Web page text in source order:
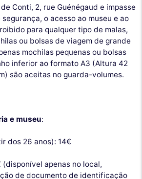
Conti, 2, rue Guénégaud e impasse
o acesso ao museu e ao
para qualquer tipo de malas,
ou bolsas de viagem de grande
mochilas pequenas ou bolsas
inferior ao formato A3 (Altura 42
são aceitas no guarda-volumes.
e museu:
dos 26 anos): 14€
(disponível apenas no local,
de documento de identificação